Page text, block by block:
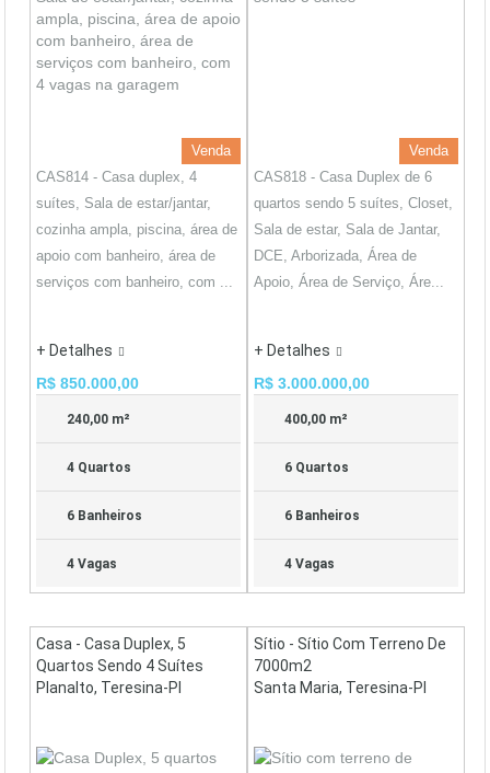
Venda
CAS814 - Casa duplex, 4
suítes, Sala de estar/jantar,
cozinha ampla, piscina, área de
apoio com banheiro, área de
serviços com banheiro, com ...
+ Detalhes
R$ 850.000,00
240,00 m²
4 Quartos
6 Banheiros
4 Vagas
Venda
CAS818 - Casa Duplex de 6
quartos sendo 5 suítes, Closet,
Sala de estar, Sala de Jantar,
DCE, Arborizada, Área de
Apoio, Área de Serviço, Áre...
+ Detalhes
R$ 3.000.000,00
400,00 m²
6 Quartos
6 Banheiros
4 Vagas
Casa - Casa Duplex, 5
Quartos Sendo 4 Suítes
Planalto, Teresina-PI
Sítio - Sítio Com Terreno De
7000m2
Santa Maria, Teresina-PI